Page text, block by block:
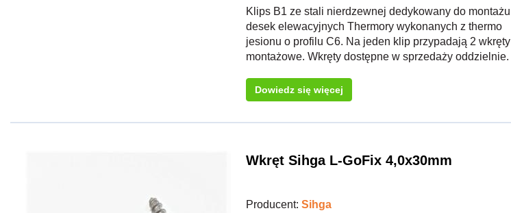
Klips B1 ze stali nierdzewnej dedykowany do montażu
desek elewacyjnych Thermory wykonanych z thermo
jesionu o profilu C6. Na jeden klip przypadają 2 wkręty
montażowe. Wkręty dostępne w sprzedaży oddzielnie.
Dowiedz się więcej
Wkręt Sihga L-GoFix 4,0x30mm
Producent: Sihga